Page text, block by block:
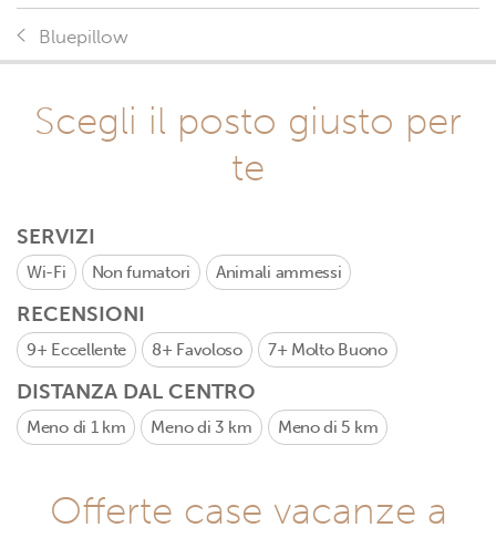
Bluepillow
Scegli il posto giusto per
te
SERVIZI
Wi-Fi Non fumatori Animali ammessi
RECENSIONI
9+ Eccellente 8+ Favoloso 7+ Molto Buono
DISTANZA DAL CENTRO
Meno di 1 km Meno di 3 km Meno di 5 km
Offerte case vacanze a